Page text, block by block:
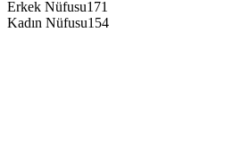
Erkek Nüfusu171
Kadın Nüfusu154